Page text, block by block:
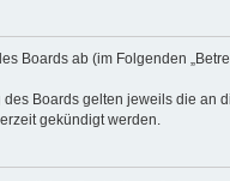
Boards ab (im Folgenden
Boards gelten jeweils die an
gekündigt werden.